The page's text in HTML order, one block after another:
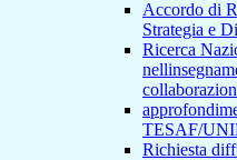
Accordo di
Strategia e
Ricerca
TESAF/
Richiesta